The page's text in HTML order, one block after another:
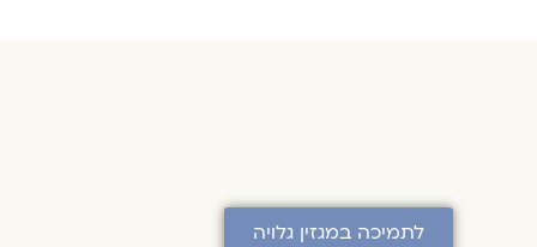
לתמיכה במגזין גלויה